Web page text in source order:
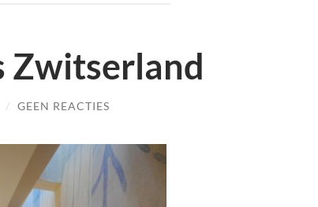
Zwitserland
/ GEEN REACTIES